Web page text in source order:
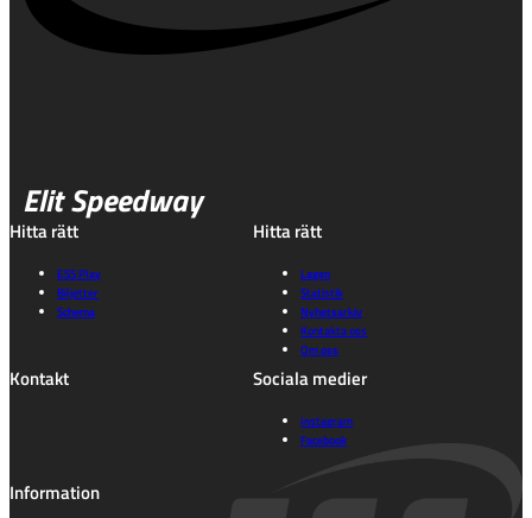
Elit Speedway
Hitta rätt
ESS Play
Biljetter
Schema
Hitta rätt
Lagen
Statistik
Nyhetsarkiv
Kontakta oss
Om oss
Kontakt Sociala medier
Instagram
Facebook
Information